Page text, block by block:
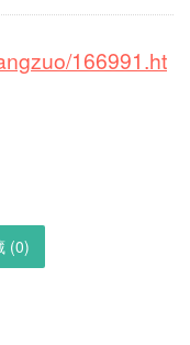
166991.ht
(0)